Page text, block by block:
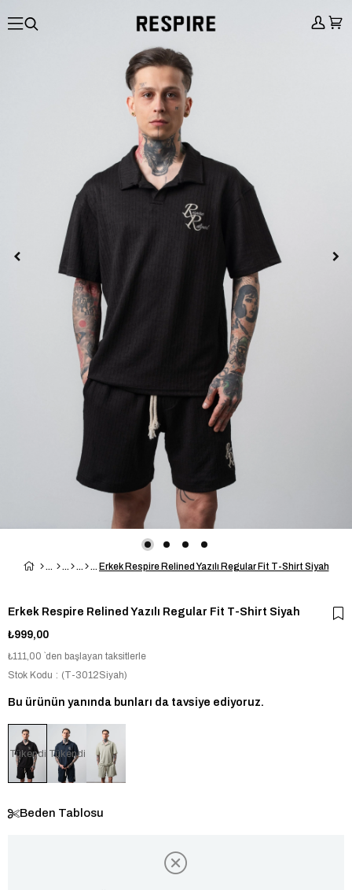
Erkek Respire Relined Yazılı Regular Fit T-Shirt Siyah
Erkek Respire Relined Yazılı Regular Fit T-Shirt Siyah
₺999,00
₺111,00 `den başlayan taksitlerle
Stok Kodu
(T-3012Siyah)
Bu ürünün yanında bunları da tavsiye ediyoruz.
Tükendi Tükendi
Beden Tablosu